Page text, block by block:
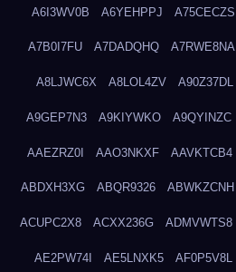
A6I3WV0B A6YEHPPJ A75CECZS
A7B0I7FU A7DADQHQ A7RWE8NA
A8LJWC6X A8LOL4ZV A90Z37DL
A9GEP7N3 A9KIYWKO A9QYINZC
AAEZRZ0I AAO3NKXF AAVKTCB4
ABDXH3XG ABQR9326 ABWKZCNH
ACUPC2X8 ACXX236G ADMVWTS8
AE2PW74I AE5LNXK5 AF0P5V8L